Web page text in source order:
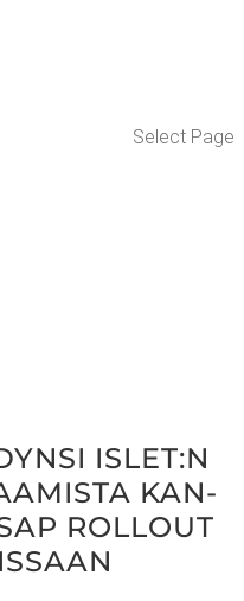
Select Page
ISLET:N
KAN­
ROL­LOUT